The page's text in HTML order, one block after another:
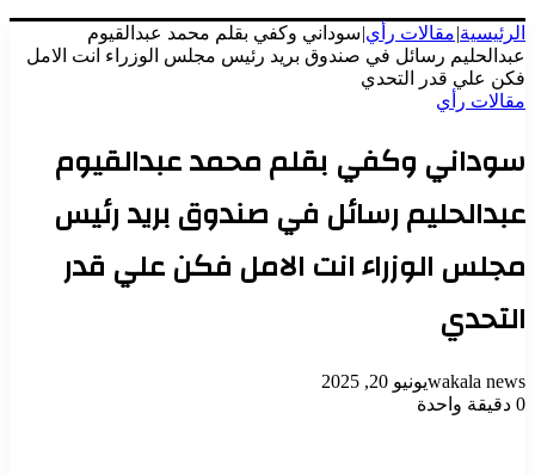
الرئيسية|مقالات رأي|سوداني وكفي بقلم محمد عبدالقيوم
عبدالحليم رسائل في صندوق بريد رئيس مجلس الوزراء انت الامل
فكن علي قدر التحدي
مقالات رأي
سوداني وكفي بقلم محمد عبدالقيوم
عبدالحليم رسائل في صندوق بريد رئيس
مجلس الوزراء انت الامل فكن علي قدر
التحدي
wakala newsيونيو 20, 2025
0 دقيقة واحدة